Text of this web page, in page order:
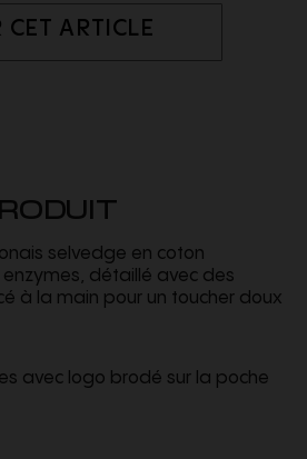
CET ARTICLE
selvedge en coton
détaillé avec des
à la main pour un toucher doux
avec logo brodé sur la poche